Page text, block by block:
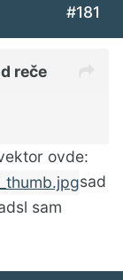
#181
reče
ovde:
sad
sam